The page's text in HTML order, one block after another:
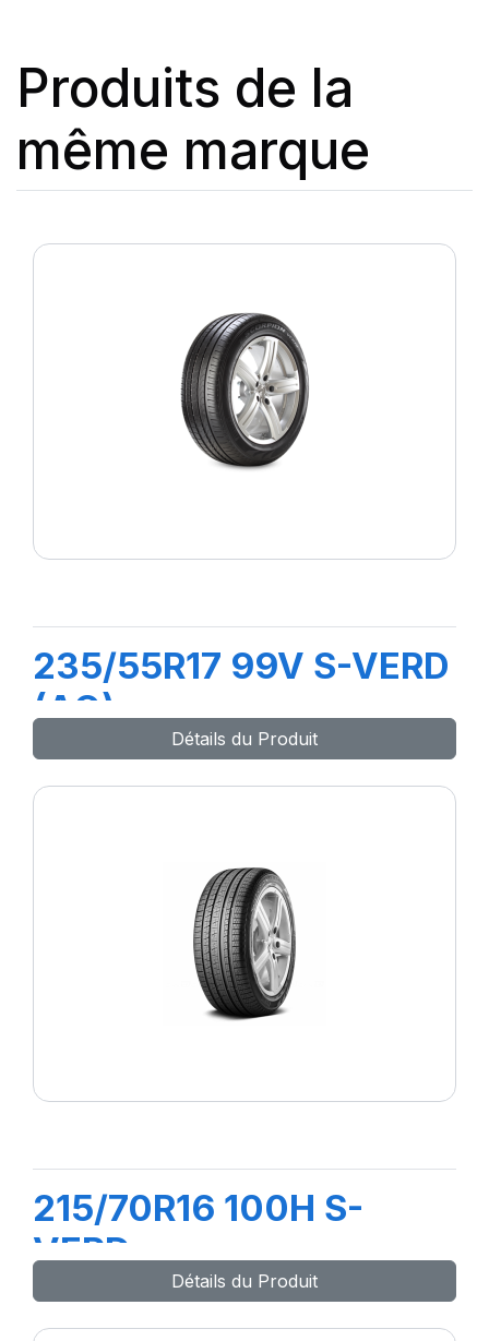
Produits de la
même marque
235/55R17 99V S-VERD
(AO)
Détails du Produit
215/70R16 100H S-
VERD
Détails du Produit